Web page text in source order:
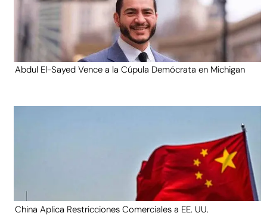
Abdul El-Sayed Vence a la Cúpula Demócrata en Michigan
China Aplica Restricciones Comerciales a EE. UU.